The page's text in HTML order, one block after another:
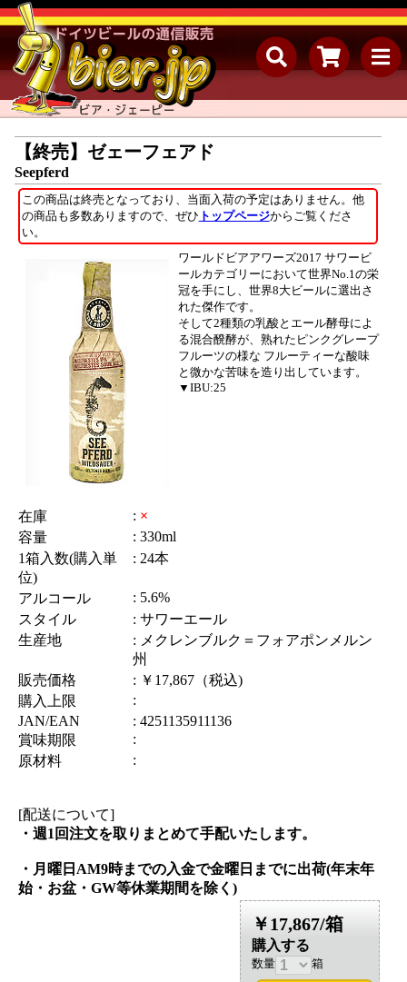
【終売】ゼェーフェアド
Seepferd
この商品は終売となっており、当面入荷の予定はありません。他
の商品も多数ありますので、ぜひ トップページからご覧くださ
い。
ワールドビアアワーズ2017 サワービ
ールカテゴリーにおいて世界No.1の栄
冠を手にし、世界8大ビールに選出さ
れた傑作です。
そして2種類の乳酸とエール酵母によ
る混合醗酵が、熟れたピンクグレープ
フルーツの様な フルーティーな酸味
と微かな苦味を造り出しています。
▼IBU:25
在庫 : ×
容量
: 330ml
1箱入数(購入単
位)
: 24本
アルコール
: 5.6%
スタイル
: サワーエール
生産地
: メクレンブルク＝フォアポンメルン
州
販売価格
: ￥17,867（税込)
購入上限
:
JAN/EAN
: 4251135911136
賞味期限
:
原材料
:
[配送について]
・週1回注文を取りまとめて手配いたします。
・月曜日AM9時までの入金で金曜日までに出荷(年末年
始・お盆・GW等休業期間を除く)
￥17,867/箱
購入する
数量 箱